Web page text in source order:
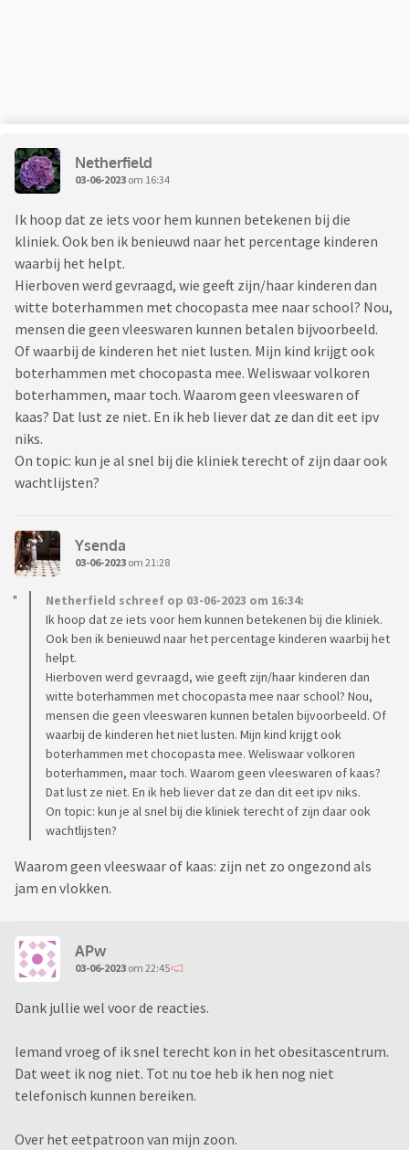
Netherfield
03-06-2023 om 16:34
Ik hoop dat ze iets voor hem kunnen betekenen bij die
kliniek. Ook ben ik benieuwd naar het percentage kinderen
waarbij het helpt.
Hierboven werd gevraagd, wie geeft zijn/haar kinderen dan
witte boterhammen met chocopasta mee naar school? Nou,
mensen die geen vleeswaren kunnen betalen bijvoorbeeld.
Of waarbij de kinderen het niet lusten. Mijn kind krijgt ook
boterhammen met chocopasta mee. Weliswaar volkoren
boterhammen, maar toch. Waarom geen vleeswaren of
kaas? Dat lust ze niet. En ik heb liever dat ze dan dit eet ipv
niks.
On topic: kun je al snel bij die kliniek terecht of zijn daar ook
wachtlijsten?
Ysenda
03-06-2023 om 21:28
Netherfield schreef op 03-06-2023 om 16:34:
Ik hoop dat ze iets voor hem kunnen betekenen bij die kliniek.
Ook ben ik benieuwd naar het percentage kinderen waarbij het
helpt.
Hierboven werd gevraagd, wie geeft zijn/haar kinderen dan
witte boterhammen met chocopasta mee naar school? Nou,
mensen die geen vleeswaren kunnen betalen bijvoorbeeld. Of
waarbij de kinderen het niet lusten. Mijn kind krijgt ook
boterhammen met chocopasta mee. Weliswaar volkoren
boterhammen, maar toch. Waarom geen vleeswaren of kaas?
Dat lust ze niet. En ik heb liever dat ze dan dit eet ipv niks.
On topic: kun je al snel bij die kliniek terecht of zijn daar ook
wachtlijsten?
Waarom geen vleeswaar of kaas: zijn net zo ongezond als
jam en vlokken.
APw
03-06-2023 om 22:45
Dank jullie wel voor de reacties.
Iemand vroeg of ik snel terecht kon in het obesitascentrum.
Dat weet ik nog niet. Tot nu toe heb ik hen nog niet
telefonisch kunnen bereiken.
Over het eetpatroon van mijn zoon.